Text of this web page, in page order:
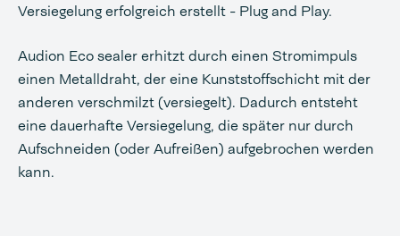
Versiegelung erfolgreich erstellt - Plug and Play.
Audion Eco sealer erhitzt durch einen Stromimpuls
einen Metalldraht, der eine Kunststoffschicht mit der
anderen verschmilzt (versiegelt). Dadurch entsteht
eine dauerhafte Versiegelung, die später nur durch
Aufschneiden (oder Aufreißen) aufgebrochen werden
kann.